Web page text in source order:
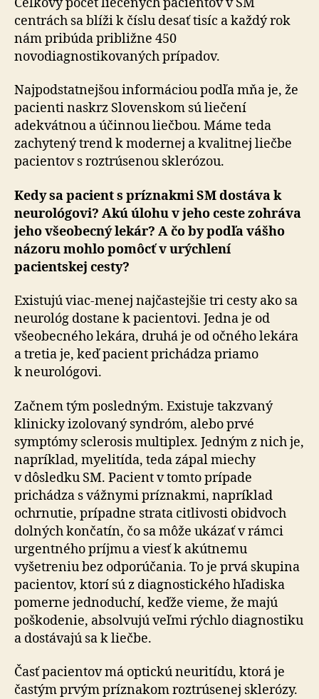
centrách sa blíži k číslu desať tisíc a každý rok
nám pribúda približne 450
novodiagnostikovaných prípadov.
Najpodstatnejšou informáciou podľa mňa je, že
pacienti naskrz Slovenskom sú liečení
adekvátnou a účinnou liečbou. Máme teda
zachytený trend k modernej a kvalitnej liečbe
pacientov s roztrúsenou sklerózou.
Kedy sa pacient s príznakmi SM dostáva k
neurológovi? Akú úlohu v jeho ceste zohráva
jeho všeobecný lekár? A čo by podľa vášho
názoru mohlo pomôcť v urýchlení
pacientskej cesty?
Existujú viac-menej najčastejšie tri cesty ako sa
neurológ dostane k pacientovi. Jedna je od
všeobecného lekára, druhá je od očného lekára
a tretia je, keď pacient prichádza priamo
k neurológovi.
Začnem tým posledným. Existuje takzvaný
klinicky izolovaný syndróm, alebo prvé
symptómy sclerosis multiplex. Jedným z nich je,
napríklad, myelitída, teda zápal miechy
v dôsledku SM. Pacient v tomto prípade
prichádza s vážnymi príznakmi, napríklad
ochrnutie, prípadne strata citlivosti obidvoch
dolných končatín, čo sa môže ukázať v rámci
urgentného príjmu a viesť k akútnemu
vyšetreniu bez odporúčania. To je prvá skupina
pacientov, ktorí sú z diagnostického hľadiska
pomerne jednoduchí, keďže vieme, že majú
poškodenie, absolvujú veľmi rýchlo diagnostiku
a dostávajú sa k liečbe.
Časť pacientov má optickú neuritídu, ktorá je
častým prvým príznakom roztrúsenej sklerózy.